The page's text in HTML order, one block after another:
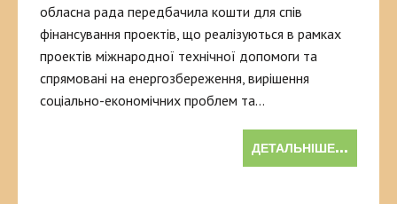
обласна рада передбачила кошти для спів
фінансування проектів, що реалізуються в рамках
проектів міжнародної технічної допомоги та
спрямовані на енергозбереження, вирішення
соціально-економічних проблем та…
ДЕТАЛЬНІШЕ...